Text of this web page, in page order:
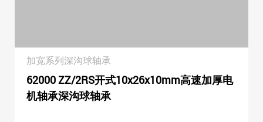
加宽系列深沟球轴承
62000 ZZ/2RS开式10x26x10mm高速加厚电
机轴承深沟球轴承